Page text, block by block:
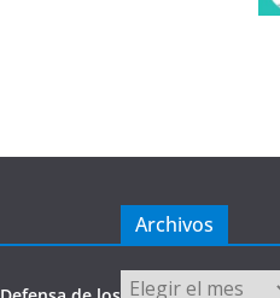
Archivos
Archivos